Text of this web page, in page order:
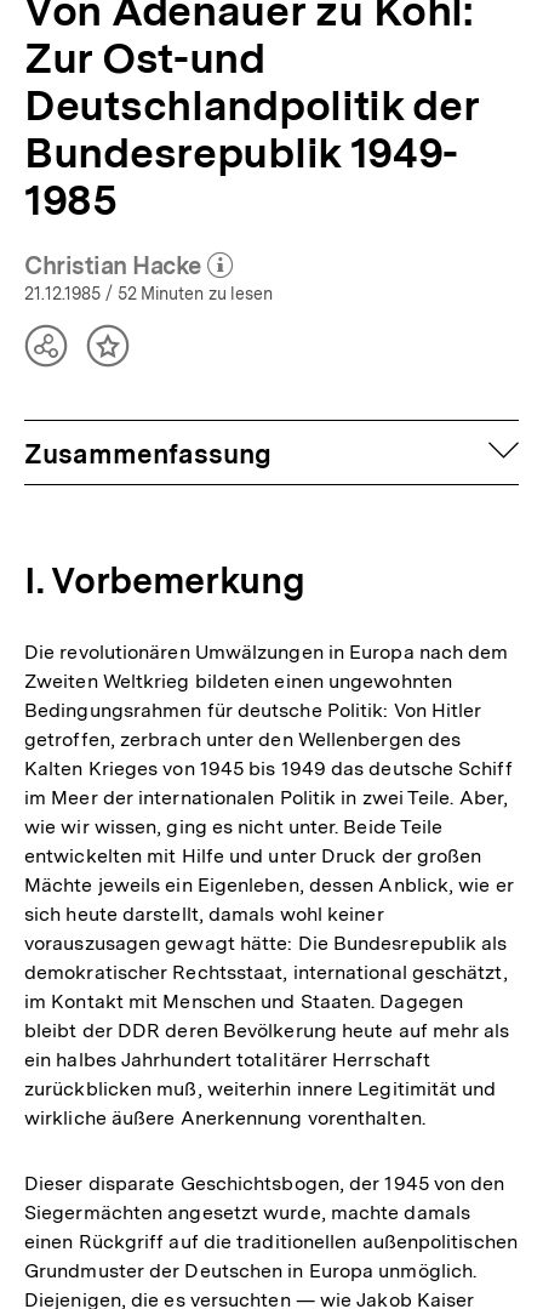
Von Adenauer zu Kohl:
Zur Ost-und
Deutschlandpolitik der
Bundesrepublik 1949-
1985
Christian Hacke
(Mehr zum Autor)
öffnen
21.12.1985 / 52 Minuten zu lesen
TeilenInhalt
Zusammenfassung
I. Vorbemerkung
Die revolutionären Umwälzungen in Europa nach dem
Zweiten Weltkrieg bildeten einen ungewohnten
Bedingungsrahmen für deutsche Politik: Von Hitler
getroffen, zerbrach unter den Wellenbergen des
Kalten Krieges von 1945 bis 1949 das deutsche Schiff
im Meer der internationalen Politik in zwei Teile. Aber,
wie wir wissen, ging es nicht unter. Beide Teile
entwickelten mit Hilfe und unter Druck der großen
Mächte jeweils ein Eigenleben, dessen Anblick, wie er
sich heute darstellt, damals wohl keiner
vorauszusagen gewagt hätte: Die Bundesrepublik als
demokratischer Rechtsstaat, international geschätzt,
im Kontakt mit Menschen und Staaten. Dagegen
bleibt der DDR deren Bevölkerung heute auf mehr als
ein halbes Jahrhundert totalitärer Herrschaft
zurückblicken muß, weiterhin innere Legitimität und
wirkliche äußere Anerkennung vorenthalten.
Dieser disparate Geschichtsbogen, der 1945 von den
Siegermächten angesetzt wurde, machte damals
einen Rückgriff auf die traditionellen außenpolitischen
Grundmuster der Deutschen in Europa unmöglich.
Diejenigen, die es versuchten — wie Jakob Kaiser